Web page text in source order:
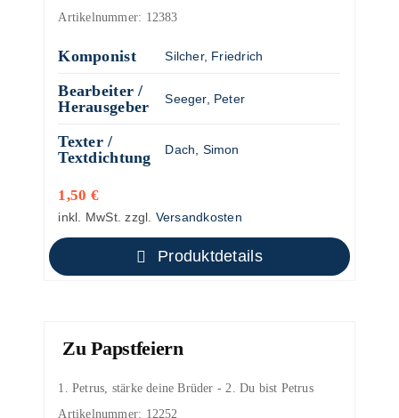
Artikelnummer: 12383
Komponist Silcher, Friedrich
Bearbeiter /
Herausgeber
Seeger, Peter
Texter /
Textdichtung
Dach, Simon
1,50 €
inkl. MwSt. zzgl. Versandkosten
Produktdetails
Zu Papstfeiern
1. Petrus, stärke deine Brüder - 2. Du bist Petrus
Artikelnummer: 12252